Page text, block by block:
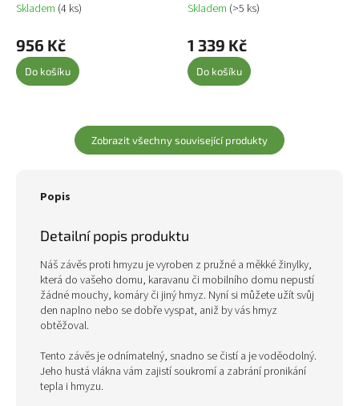
Skladem (4 ks)
956 Kč
Do košíku
Skladem (>5 ks)
1 339 Kč
Do košíku
Zobrazit všechny související produkty
Popis
Detailní popis produktu
Náš závěs proti hmyzu je vyroben z pružné a měkké žinylky,
která do vašeho domu, karavanu či mobilního domu nepustí
žádné mouchy, komáry či jiný hmyz. Nyní si můžete užít svůj
den naplno nebo se dobře vyspat, aniž by vás hmyz
obtěžoval.
Tento závěs je odnímatelný, snadno se čistí a je voděodolný.
Jeho hustá vlákna vám zajistí soukromí a zabrání pronikání
tepla i hmyzu.